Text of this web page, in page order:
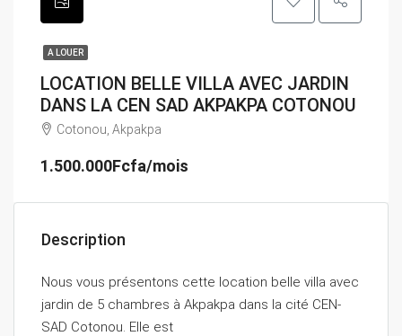
A LOUER
LOCATION BELLE VILLA AVEC JARDIN
DANS LA CEN SAD AKPAKPA COTONOU
Cotonou, Akpakpa
1.500.000Fcfa/mois
Description
Nous vous présentons cette location belle villa avec
jardin de 5 chambres à Akpakpa dans la cité CEN-
SAD Cotonou. Elle est